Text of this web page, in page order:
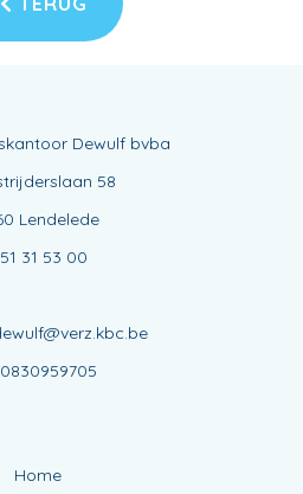
Dewulf bvba
58
Lendelede
31 53 00
Home